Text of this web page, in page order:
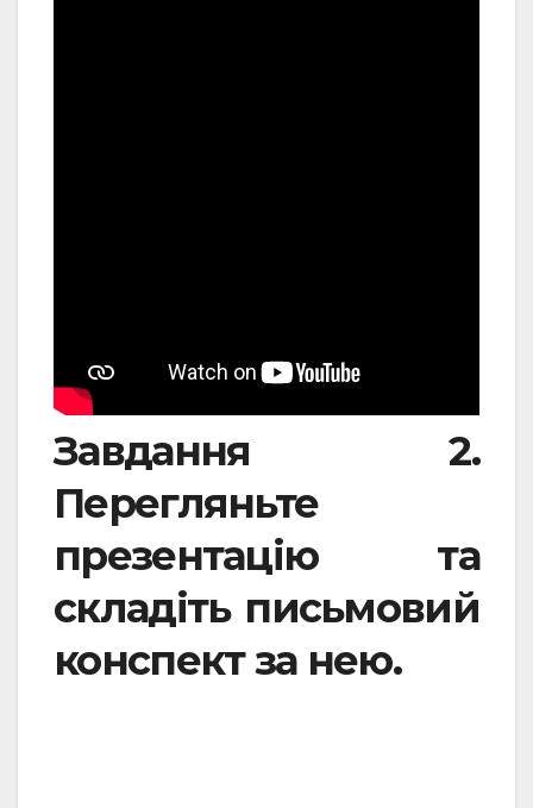
Завдання 2.
Перегляньте
презентацію та
складіть письмовий
конспект за нею.